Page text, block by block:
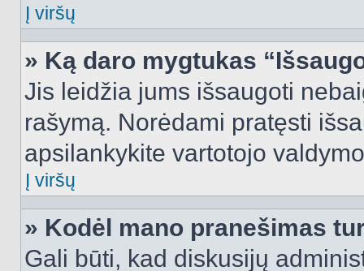
Į viršų
» Ką daro mygtukas
Jis leidžia jums išsaugoti
rašymą. Norėdami pratęsti
apsilankykite vartotojo
Į viršų
» Kodėl mano pranešimas
Gali būti, kad diskusijų